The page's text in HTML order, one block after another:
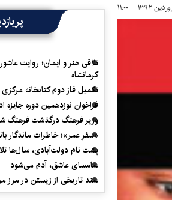
تلاقی هنر و ایمان؛ روایت
کرمانشاه
تکمیل فاز دوم کتابخانه
فراخوان نوزدهمین دوره
وزیر فرهنگ درگذشت فرهنگ
«سفرِ عمر»؛ خاطرات ماندگار
پشت نام دولت‌آبادی، سال‌ها
سامسای عاشق، آدم می‌شود
سند تاریخی از زیستن در مرز